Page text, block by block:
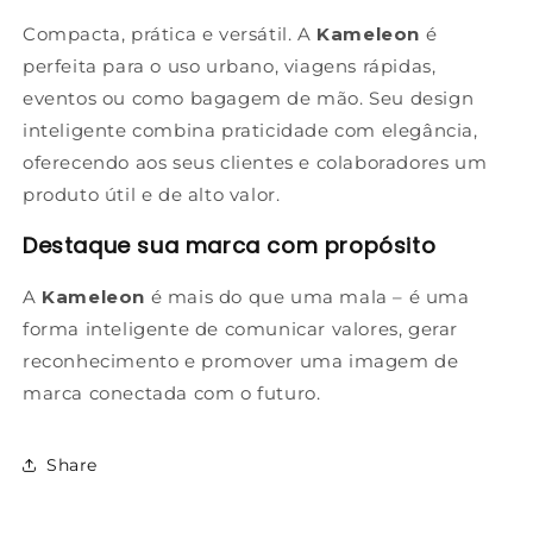
Compacta, prática e versátil. A Kameleon é
perfeita para o uso urbano, viagens rápidas,
eventos ou como bagagem de mão. Seu design
inteligente combina praticidade com elegância,
oferecendo aos seus clientes e colaboradores um
produto útil e de alto valor.
Destaque sua marca com propósito
A Kameleon é mais do que uma mala – é uma
forma inteligente de comunicar valores, gerar
reconhecimento e promover uma imagem de
marca conectada com o futuro.
Share